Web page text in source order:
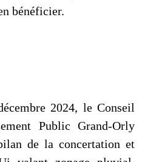
bénéficier.
2024, le Conseil
Public Grand-Orly
de la concertation et